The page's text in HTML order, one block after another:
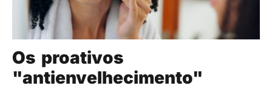
Os proativos
"antienvelhecimento"